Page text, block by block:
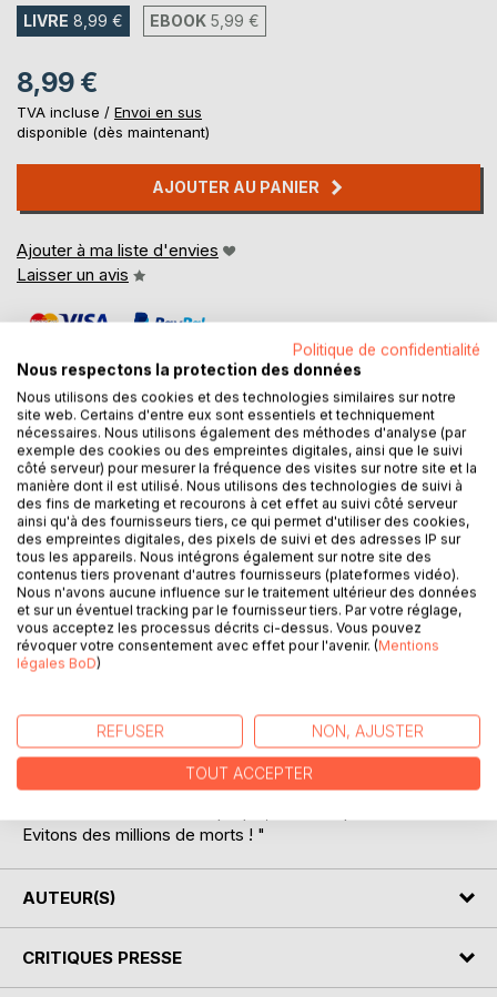
LIVRE 8,99 € EBOOK 5,99 €
8,99 €
TVA incluse / Envoi en sus
disponible (dès maintenant)
AJOUTER AU PANIER
Ajouter à ma liste d'envies
Laisser un avis
DESCRIPTION
Deux cadavres empoisonnés font trembler le ministère de
l'Intérieur de Paris. Vu les modes opératoires utilisés, une
attaque terroriste viendrait par l'eau, menaçant de dévaster
la population de Paris. "Nous serons votre peste
rédemptrice" ... mais on ne sait ni quand, ni comment. Paris
et ses millions d'habitants sont en danger. Il faut faire vite !
Des moyens d'enquêtes appropriés sont aussitôt mis en
place. C'est ainsi que Louis Laurens, Capitaine de la Police
collaborer avec la Commissaire de la PJ de Paris, Eva
Monet et de son frère Adrien Laurens, le spécialiste de la
"Mémoire de l'eau".
"- Nous n'avons rien à perdre à essayer ! " dira le Ministre
Evitons des millions de morts ! "
AUTEUR(S)
CRITIQUES PRESSE
Politique de confidentialité
Nous respectons la protection des données
Nous utilisons des cookies et des technologies similaires sur notre
site web. Certains d'entre eux sont essentiels et techniquement
nécessaires. Nous utilisons également des méthodes d'analyse (par
exemple des cookies ou des empreintes digitales, ainsi que le suivi
côté serveur) pour mesurer la fréquence des visites sur notre site et la
manière dont il est utilisé. Nous utilisons des technologies de suivi à
des fins de marketing et recourons à cet effet au suivi côté serveur
ainsi qu'à des fournisseurs tiers, ce qui permet d'utiliser des cookies,
des empreintes digitales, des pixels de suivi et des adresses IP sur
tous les appareils. Nous intégrons également sur notre site des
contenus tiers provenant d'autres fournisseurs (plateformes vidéo).
Nous n'avons aucune influence sur le traitement ultérieur des données
et sur un éventuel tracking par le fournisseur tiers. Par votre réglage,
vous acceptez les processus décrits ci-dessus. Vous pouvez
révoquer votre consentement avec effet pour l'avenir. (Mentions
légales BoD)
REFUSER NON, AJUSTER
TOUT ACCEPTER